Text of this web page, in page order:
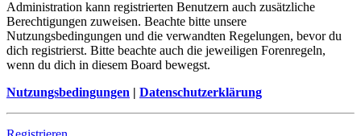
Administration kann registrierten Benutzern auch zusätzliche
Berechtigungen zuweisen. Beachte bitte unsere
Nutzungsbedingungen und die verwandten Regelungen, bevor du
dich registrierst. Bitte beachte auch die jeweiligen Forenregeln,
wenn du dich in diesem Board bewegst.
Nutzungsbedingungen | Datenschutzerklärung